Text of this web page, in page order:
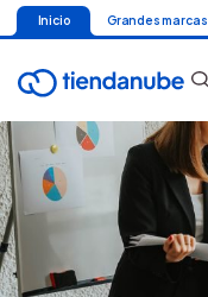
Inicio Grandes marcas